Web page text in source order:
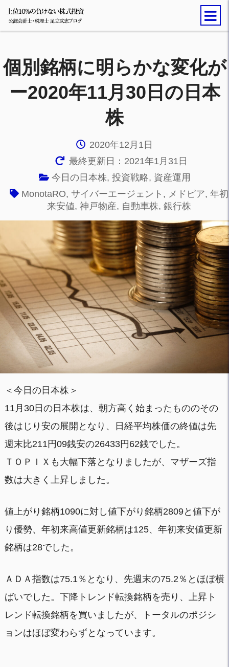
個別銘柄に明らかな変化が
ー2020年11月30日の日本
株
2020年12月1日
最終更新日：2021年1月31日
今日の日本株, 投資戦略, 資産運用
MonotaRO, サイバーエージェント , メドピア, 年初
来安値, 神戸物産, 自動車株, 銀行株
＜今日の日本株＞
11月30日の日本株は、朝方高く始まったもののその
後はじり安の展開となり、日経平均株価の終値は先
週末比211円09銭安の26433円62銭でした。
ＴＯＰＩＸも大幅下落となりましたが、マザーズ指
数は大きく上昇しました。
値上がり銘柄1090に対し値下がり銘柄2809と値下が
り優勢、年初来高値更新銘柄は125、年初来安値更新
銘柄は28でした。
ＡＤＡ指数は75.1％となり、先週末の75.2％とほぼ横
ばいでした。下降トレンド転換銘柄を売り、上昇ト
レンド転換銘柄を買いましたが、トータルのポジシ
ョンはほぼ変わらずとなっています。